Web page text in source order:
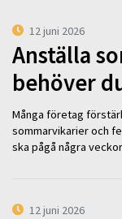
12 juni 2026
Anställa
behöver
Många företag
sommarvikarier och
ska pågå några
12 juni 2026